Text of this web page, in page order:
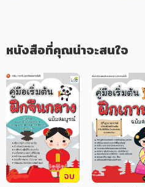
หนังสือที่คุณน่าจะสนใจ
จบ